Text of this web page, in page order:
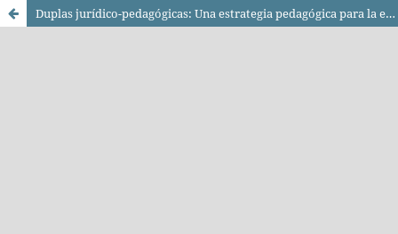
Duplas jurídico-pedagógicas: Una estrategia pedagógica para la enseñanza de herramientas jurídico-administrativas en procesos de defensa territorial